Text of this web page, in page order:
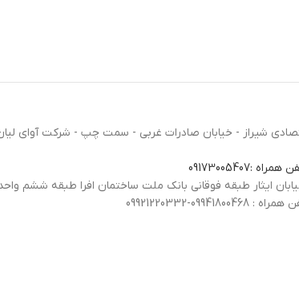
شیراز - خیابان صادرات غربی - سمت چپ - شرکت آوای
ایثار طبقه فوقانی بانک ملت ساختمان افرا طبقه ششم واحد